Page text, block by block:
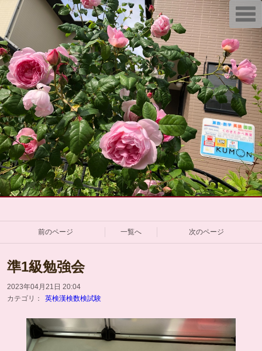
前のページ 一覧へ 次のページ
準1級勉強会
2023年04月21日 20:04
カテゴリ：
英検漢検数検試験
T
o
g
g
l
e
n
a
v
i
g
a
t
i
o
n